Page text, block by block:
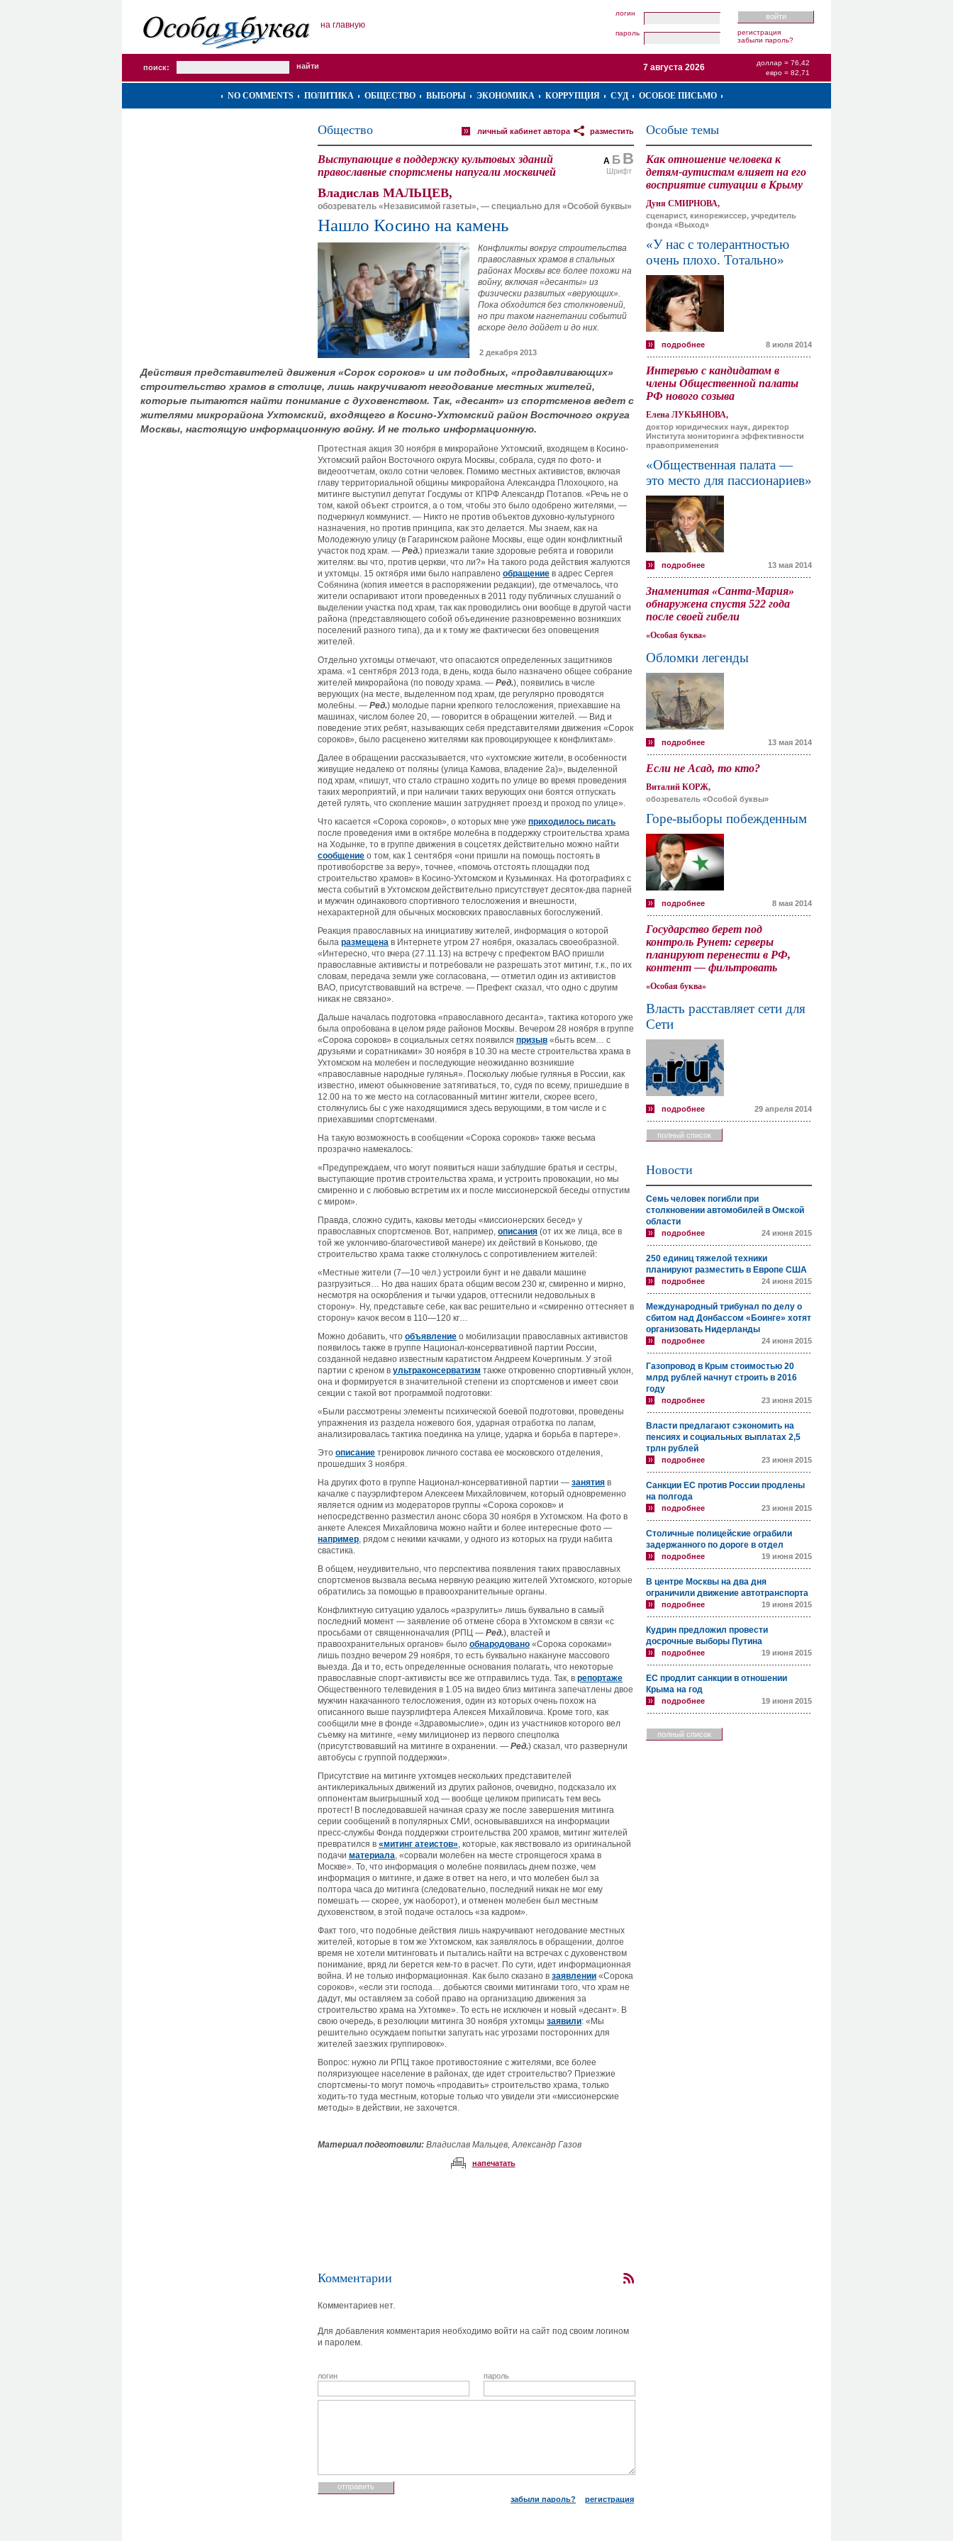
на главную
логин
пароль
регистрация
забыли пароль?
поиск:
доллар = 76,42
евро = 82,71
7 августа 2026
NO COMMENTS ПОЛИТИКА ОБЩЕСТВО ВЫБОРЫ ЭКОНОМИКА КОРРУПЦИЯ СУД ОСОБОЕ ПИСЬМО
Общество разместить
личный кабинет автора
А Б В
Шрифт
Выступающие в поддержку культовых зданий
православные спортсмены напугали москвичей
Владислав МАЛЬЦЕВ,
обозреватель «Независимой газеты», — специально для «Особой буквы»
Нашло Косино на камень
Конфликты вокруг строительства
православных храмов в спальных
районах Москвы все более похожи на
войну, включая «десанты» из
физически развитых «верующих».
Пока обходится без столкновений,
но при таком нагнетании событий
вскоре дело дойдет и до них.
2 декабря 2013
Действия представителей движения «Сорок сороков» и им подобных, «продавливающих»
строительство храмов в столице, лишь накручивают негодование местных жителей,
которые пытаются найти понимание с духовенством. Так, «десант» из спортсменов ведет с
жителями микрорайона Ухтомский, входящего в Косино-Ухтомский район Восточного округа
Москвы, настоящую информационную войну. И не только информационную.
Протестная акция 30 ноября в микрорайоне Ухтомский, входящем в Косино-
Ухтомский район Восточного округа Москвы, собрала, судя по фото- и
видеоотчетам, около сотни человек. Помимо местных активистов, включая
главу территориальной общины микрорайона Александра Плохоцкого, на
митинге выступил депутат Госдумы от КПРФ Александр Потапов. «Речь не о
том, какой объект строится, а о том, чтобы это было одобрено жителями, —
подчеркнул коммунист. — Никто не против объектов духовно-культурного
назначения, но против принципа, как это делается. Мы знаем, как на
Молодежную улицу (в Гагаринском районе Москвы, еще один конфликтный
участок под храм. — Ред.) приезжали такие здоровые ребята и говорили
жителям: вы что, против церкви, что ли?» На такого рода действия жалуются
и ухтомцы. 15 октября ими было направлено обращение в адрес Сергея
Собянина (копия имеется в распоряжении редакции), где отмечалось, что
жители оспаривают итоги проведенных в 2011 году публичных слушаний о
выделении участка под храм, так как проводились они вообще в другой части
района (представляющего собой объединение разновременно возникших
поселений разного типа), да и к тому же фактически без оповещения
жителей.
Отдельно ухтомцы отмечают, что опасаются определенных защитников
храма. «1 сентября 2013 года, в день, когда было назначено общее собрание
жителей микрорайона (по поводу храма. — Ред.), появились в числе
верующих (на месте, выделенном под храм, где регулярно проводятся
молебны. — Ред.) молодые парни крепкого телосложения, приехавшие на
машинах, числом более 20, — говорится в обращении жителей. — Вид и
поведение этих ребят, называющих себя представителями движения «Сорок
сороков», было расценено жителями как провоцирующее к конфликтам».
Далее в обращении рассказывается, что «ухтомские жители, в особенности
живущие недалеко от поляны (улица Камова, владение 2а)», выделенной
под храм, «пишут, что стало страшно ходить по улице во время проведения
таких мероприятий, и при наличии таких верующих они боятся отпускать
детей гулять, что скопление машин затрудняет проезд и проход по улице».
Что касается «Сорока сороков», о которых мне уже приходилось писать
после проведения ими в октябре молебна в поддержку строительства храма
на Ходынке, то в группе движения в соцсетях действительно можно найти
сообщение о том, как 1 сентября «они пришли на помощь постоять в
противоборстве за веру», точнее, «помочь отстоять площадки под
строительство храмов» в Косино-Ухтомском и Кузьминках. На фотографиях с
места событий в Ухтомском действительно присутствует десяток-два парней
и мужчин одинакового спортивного телосложения и внешности,
нехарактерной для обычных московских православных богослужений.
Реакция православных на инициативу жителей, информация о которой
была размещена в Интернете утром 27 ноября, оказалась своеобразной.
«Интересно, что вчера (27.11.13) на встречу с префектом ВАО пришли
православные активисты и потребовали не разрешать этот митинг, т.к., по их
словам, передача земли уже согласована, — отметил один из активистов
ВАО, присутствовавший на встрече. — Префект сказал, что одно с другим
никак не связано».
Дальше началась подготовка «православного десанта», тактика которого уже
была опробована в целом ряде районов Москвы. Вечером 28 ноября в группе
«Сорока сороков» в социальных сетях появился призыв «быть всем… с
друзьями и соратниками» 30 ноября в 10.30 на месте строительства храма в
Ухтомском на молебен и последующие неожиданно возникшие
«православные народные гулянья». Поскольку любые гулянья в России, как
известно, имеют обыкновение затягиваться, то, судя по всему, пришедшие в
12.00 на то же место на согласованный митинг жители, скорее всего,
столкнулись бы с уже находящимися здесь верующими, в том числе и с
приехавшими спортсменами.
На такую возможность в сообщении «Сорока сороков» также весьма
прозрачно намекалось:
«Предупреждаем, что могут появиться наши заблудшие братья и сестры,
выступающие против строительства храма, и устроить провокации, но мы
смиренно и с любовью встретим их и после миссионерской беседы отпустим
с миром».
Правда, сложно судить, каковы методы «миссионерских бесед» у
православных спортсменов. Вот, например, описания (от их же лица, все в
той же уклончиво-благочестивой манере) их действий в Коньково, где
строительство храма также столкнулось с сопротивлением жителей:
«Местные жители (7—10 чел.) устроили бунт и не давали машине
разгрузиться… Но два наших брата общим весом 230 кг, смиренно и мирно,
несмотря на оскорбления и тычки ударов, оттеснили недовольных в
сторону». Ну, представьте себе, как вас решительно и «смиренно оттесняет в
сторону» качок весом в 110—120 кг…
Можно добавить, что объявление о мобилизации православных активистов
появилось также в группе Национал-консервативной партии России,
созданной недавно известным каратистом Андреем Кочергиным. У этой
партии с креном в ультраконсерватизм также откровенно спортивный уклон,
она и формируется в значительной степени из спортсменов и имеет свои
секции с такой вот программой подготовки:
«Были рассмотрены элементы психической боевой подготовки, проведены
упражнения из раздела ножевого боя, ударная отработка по лапам,
анализировалась тактика поединка на улице, ударка и борьба в партере».
Это описание тренировок личного состава ее московского отделения,
прошедших 3 ноября.
На других фото в группе Национал-консервативной партии — занятия в
качалке с пауэрлифтером Алексеем Михайловичем, который одновременно
является одним из модераторов группы «Сорока сороков» и
непосредственно разместил анонс сбора 30 ноября в Ухтомском. На фото в
анкете Алексея Михайловича можно найти и более интересные фото —
например, рядом с некими качками, у одного из которых на груди набита
свастика.
В общем, неудивительно, что перспектива появления таких православных
спортсменов вызвала весьма нервную реакцию жителей Ухтомского, которые
обратились за помощью в правоохранительные органы.
Конфликтную ситуацию удалось «разрулить» лишь буквально в самый
последний момент — заявление об отмене сбора в Ухтомском в связи «с
просьбами от священноначалия (РПЦ — Ред.), властей и
правоохранительных органов» было обнародовано «Сорока сороками»
лишь поздно вечером 29 ноября, то есть буквально накануне массового
выезда. Да и то, есть определенные основания полагать, что некоторые
православные спорт-активисты все же отправились туда. Так, в репортаже
Общественного телевидения в 1.05 на видео близ митинга запечатлены двое
мужчин накачанного телосложения, один из которых очень похож на
описанного выше пауэрлифтера Алексея Михайловича. Кроме того, как
сообщили мне в фонде «Здравомыслие», один из участников которого вел
съемку на митинге, «ему милиционер из первого спецполка
(присутствовавший на митинге в охранении. — Ред.) сказал, что развернули
автобусы с группой поддержки».
Присутствие на митинге ухтомцев нескольких представителей
антиклерикальных движений из других районов, очевидно, подсказало их
оппонентам выигрышный ход — вообще целиком приписать тем весь
протест! В последовавшей начиная сразу же после завершения митинга
серии сообщений в популярных СМИ, основывавшихся на информации
пресс-службы Фонда поддержки строительства 200 храмов, митинг жителей
превратился в «митинг атеистов», которые, как явствовало из оригинальной
подачи материала, «сорвали молебен на месте строящегося храма в
Москве». То, что информация о молебне появилась днем позже, чем
информация о митинге, и даже в ответ на него, и что молебен был за
полтора часа до митинга (следовательно, последний никак не мог ему
помешать — скорее, уж наоборот), и отменен молебен был местным
духовенством, в этой подаче осталось «за кадром».
Факт того, что подобные действия лишь накручивают негодование местных
жителей, которые в том же Ухтомском, как заявлялось в обращении, долгое
время не хотели митинговать и пытались найти на встречах с духовенством
понимание, вряд ли берется кем-то в расчет. По сути, идет информационная
война. И не только информационная. Как было сказано в заявлении «Сорока
сороков», «если эти господа… добьются своими митингами того, что храм не
дадут, мы оставляем за собой право на организацию движения за
строительство храма на Ухтомке». То есть не исключен и новый «десант». В
свою очередь, в резолюции митинга 30 ноября ухтомцы заявили: «Мы
решительно осуждаем попытки запугать нас угрозами посторонних для
жителей заезжих группировок».
Вопрос: нужно ли РПЦ такое противостояние с жителями, все более
поляризующее население в районах, где идет строительство? Приезжие
спортсмены-то могут помочь «продавить» строительство храма, только
ходить-то туда местным, которые только что увидели эти «миссионерские
методы» в действии, не захочется.
Материал подготовили: Владислав Мальцев, Александр Газов
напечатать
Комментарии
Комментариев нет.
Для добавления комментария необходимо войти на сайт под своим логином
и паролем.
логин пароль
забыли пароль? регистрация
Особые темы
Как отношение человека к
детям-аутистам влияет на его
восприятие ситуации в Крыму
Дуня СМИРНОВА,
сценарист, кинорежиссер, учредитель
фонда «Выход»
«У нас с толерантностью
очень плохо. Тотально»
подробнее 8 июля 2014
Интервью с кандидатом в
члены Общественной палаты
РФ нового созыва
Елена ЛУКЬЯНОВА,
доктор юридических наук, директор
Института мониторинга эффективности
правоприменения
«Общественная палата —
это место для пассионариев»
подробнее 13 мая 2014
Знаменитая «Санта-Мария»
обнаружена спустя 522 года
после своей гибели
«Особая буква»
Обломки легенды
подробнее 13 мая 2014
Если не Асад, то кто?
Виталий КОРЖ,
обозреватель «Особой буквы»
Горе-выборы побежденным
подробнее 8 мая 2014
Государство берет под
контроль Рунет: серверы
планируют перенести в РФ,
контент — фильтровать
«Особая буква»
Власть расставляет сети для
Сети
подробнее 29 апреля 2014
полный список
Новости
Семь человек погибли при
столкновении автомобилей в Омской
области
подробнее 24 июня 2015
250 единиц тяжелой техники
планируют разместить в Европе США
подробнее 24 июня 2015
Международный трибунал по делу о
сбитом над Донбассом «Боинге» хотят
организовать Нидерланды
подробнее 24 июня 2015
Газопровод в Крым стоимостью 20
млрд рублей начнут строить в 2016
году
подробнее 23 июня 2015
Власти предлагают сэкономить на
пенсиях и социальных выплатах 2,5
трлн рублей
подробнее 23 июня 2015
Санкции ЕС против России продлены
на полгода
подробнее 23 июня 2015
Столичные полицейские ограбили
задержанного по дороге в отдел
подробнее 19 июня 2015
В центре Москвы на два дня
ограничили движение автотранспорта
подробнее 19 июня 2015
Кудрин предложил провести
досрочные выборы Путина
подробнее 19 июня 2015
ЕС продлит санкции в отношении
Крыма на год
подробнее 19 июня 2015
полный список